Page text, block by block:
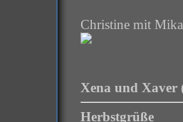
Christine mit
Xena und Xaver
Herbstgrüße